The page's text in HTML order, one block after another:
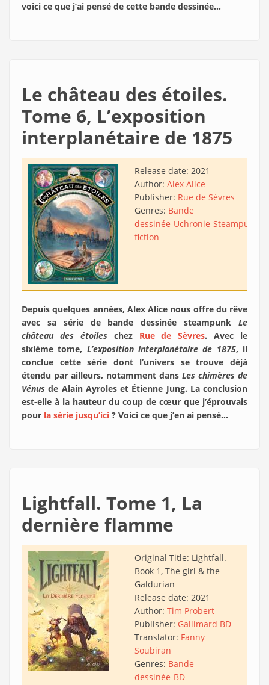
voici ce que j’ai pensé de cette bande dessinée…
Le château des étoiles.
Tome 6, L’exposition
interplanétaire de 1875
Release date: 2021
Author: Alex Alice
Publisher: Rue de Sèvres
Genres: Bande
dessinée Uchronie Steampunk
fiction
Depuis quelques années, Alex Alice nous offre du rêve
avec sa série de bande dessinée steampunk Le
château des étoiles chez Rue de Sèvres. Avec le
sixième tome, L’exposition interplanétaire de 1875, il
conclue cette série dont l’univers se trouve déjà
étendu par ailleurs, notamment dans Les chimères de
Vénus de Alain Ayroles et Étienne Jung. La conclusion
est-elle à la hauteur du coup de cœur que j’éprouvais
pour la série jusqu’ici ? Voici ce que j’en ai pensé…
Lightfall. Tome 1, La
dernière flamme
Original Title: Lightfall.
Book 1, The girl & the
Galdurian
Release date: 2021
Author: Tim Probert
Publisher: Gallimard BD
Translator: Fanny
Soubiran
Genres: Bande
dessinée BD